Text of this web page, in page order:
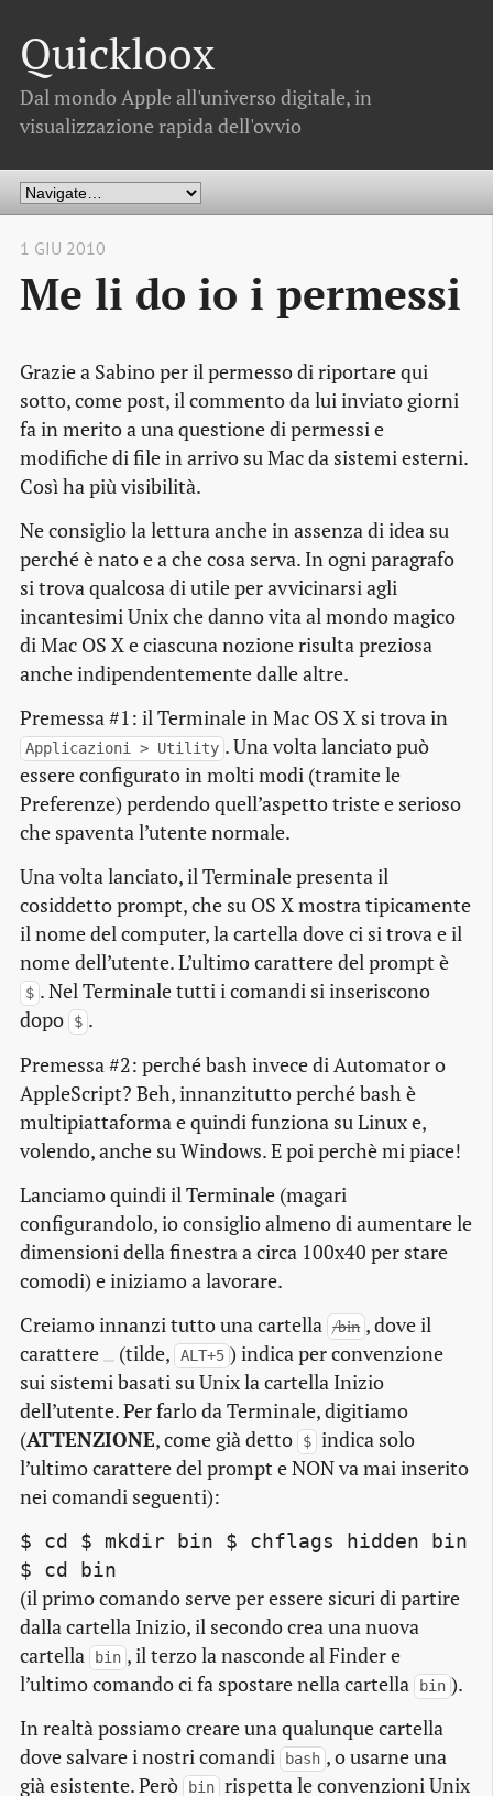
Quickloox
Dal mondo Apple all'universo digitale, in
visualizzazione rapida dell'ovvio
1 GIU 2010
Me li do io i permessi
Grazie a Sabinoper il permesso di riportare qui
sotto, comepost, il commento da lui inviato giorni
fa in merito a una questione di permessi e
modifiche di file in arrivo su Mac da sistemi esterni.
Così ha più visibilità.
Ne consiglio la lettura anche in assenza di idea su
perché è nato e a che cosa serva. In ogni paragrafo
si trova qualcosa di utile per avvicinarsi agli
incantesimi Unix che danno vita al mondo magico
di Mac OS X e ciascuna nozione risulta preziosa
anche indipendentemente dalle altre.
Premessa #1: il Terminale in Mac OS X si trova in
Applicazioni > Utility . Una volta lanciato può
essere configurato in molti modi (tramite le
Preferenze) perdendo quell’aspetto triste e serioso
che spaventa l’utente normale.
Una volta lanciato, il Terminale presenta il
cosiddettoprompt, che su OS X mostra tipicamente
il nome del computer, la cartella dove ci si trova e il
nome dell’utente. L’ultimo carattere delprompt è
$ . Nel Terminale tutti i comandi si inseriscono
dopo
$ .
Premessa #2: perchébash invece di Automator o
AppleScript? Beh, innanzitutto perchébash è
multipiattaforma e quindi funziona su Linux e,
volendo, anche su Windows. E poi perchè mi piace!
Lanciamo quindi il Terminale (magari
configurandolo, io consiglio almeno di aumentare le
dimensioni della finestra a circa 100x40 per stare
comodi) e iniziamo a lavorare.
Creiamo innanzi tutto una cartella /bin , dove il
carattere
(tilde, ALT+5 ) indica per convenzione
sui sistemi basati su Unix la cartella Inizio
dell’utente. Per farlo da Terminale, digitiamo
(ATTENZIONE, come già detto $ indica solo
l’ultimo carattere delprompt e NON va mai inserito
nei comandi seguenti):
$ cd $ mkdir bin $ chflags hidden bin
$ cd bin
(il primo comando serve per essere sicuri di partire
dalla cartella Inizio, il secondo crea una nuova
cartella
bin , il terzo la nasconde al Finder e
l’ultimo comando ci fa spostare nella cartella
bin ).
In realtà possiamo creare una qualunque cartella
dove salvare i nostri comandi
bash , o usarne una
già esistente. Però
bin rispetta le convenzioni Unix